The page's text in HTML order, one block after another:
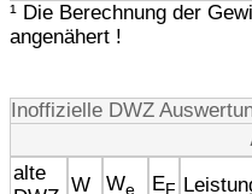
¹ Die Berechnung der
angenähert !
Inoffizielle DWZ
alte
W We EF